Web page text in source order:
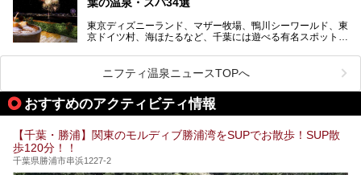
で、年代を問わずたっぷり楽しめます。
今回は人気のこの施設の中でも、特におススメしたい3つの
ポイントについて厳選してお届けします。読めばきっと、行
東京ディズニーランド、マザー牧場、鴨川シーワールド、東
京ドイツ村、海ほたるなど、千葉には遊べる有名スポットが
県で生まれ、千葉県で育ち、つい最近まで千葉在住だった私
がお勧めする、一度は入るべき千葉の温泉・スパ34選をま
とめました。
ニフティ温泉ニュースTOPへ
おすすめのアクティビティ情報
【千葉・勝浦】関東のモルディブ勝浦湾をSUPでお散歩！SUP散
歩120分！！
千葉県勝浦市串浜1227-2